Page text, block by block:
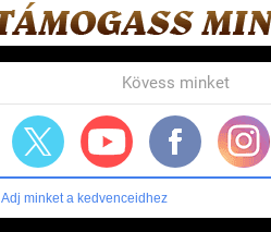
Kövess minket
Adj minket a kedvenceidhez